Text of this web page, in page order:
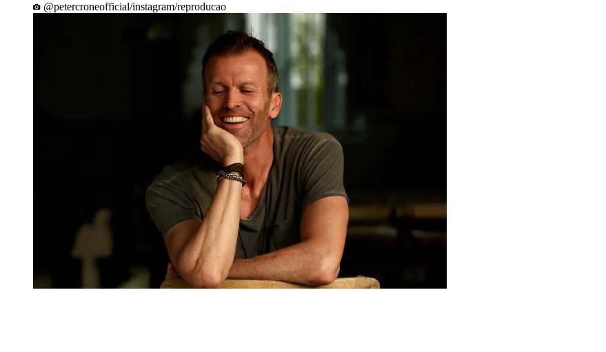
@petercroneofficial/instagram/reproducao